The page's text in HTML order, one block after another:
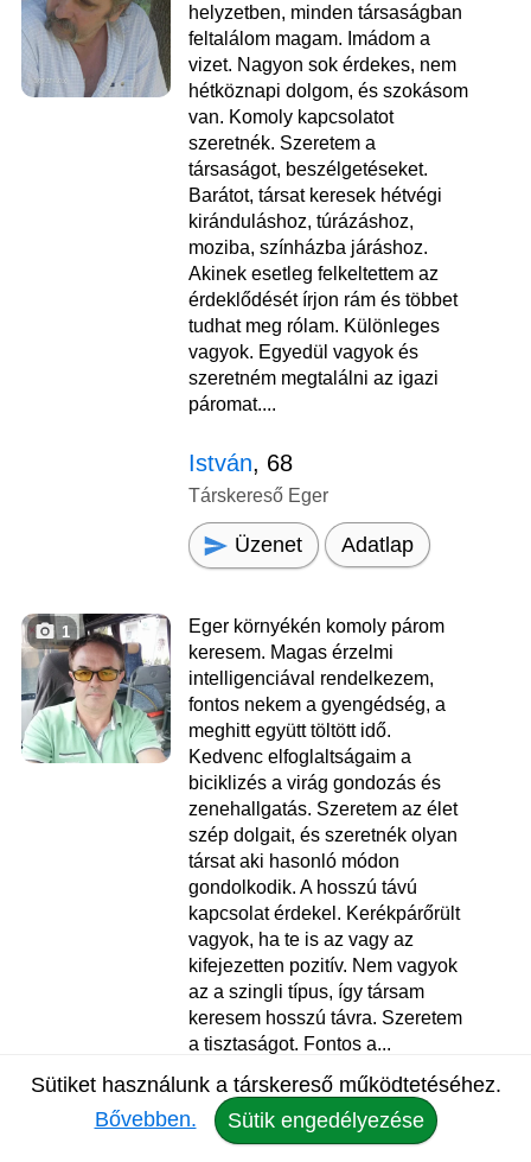
helyzetben, minden társaságban
feltalálom magam. Imádom a
vizet. Nagyon sok érdekes, nem
hétköznapi dolgom, és szokásom
van. Komoly kapcsolatot
szeretnék. Szeretem a
társaságot, beszélgetéseket.
Barátot, társat keresek hétvégi
kiránduláshoz, túrázáshoz,
moziba, színházba járáshoz.
Akinek esetleg felkeltettem az
érdeklődését írjon rám és többet
tudhat meg rólam. Különleges
vagyok. Egyedül vagyok és
szeretném megtalálni az igazi
páromat....
István, 68
Társkereső Eger
Üzenet Adatlap
1
Eger környékén komoly párom
keresem. Magas érzelmi
intelligenciával rendelkezem,
fontos nekem a gyengédség, a
meghitt együtt töltött idő.
Kedvenc elfoglaltságaim a
biciklizés a virág gondozás és
zenehallgatás. Szeretem az élet
szép dolgait, és szeretnék olyan
társat aki hasonló módon
gondolkodik. A hosszú távú
kapcsolat érdekel. Kerékpárőrült
vagyok, ha te is az vagy az
kifejezetten pozitív. Nem vagyok
az a szingli típus, így társam
keresem hosszú távra. Szeretem
a tisztaságot. Fontos a...
Zoltán, 43
Társkereső Eger
Sütiket használunk a társkereső működtetéséhez.
Bővebben.
Sütik engedélyezése